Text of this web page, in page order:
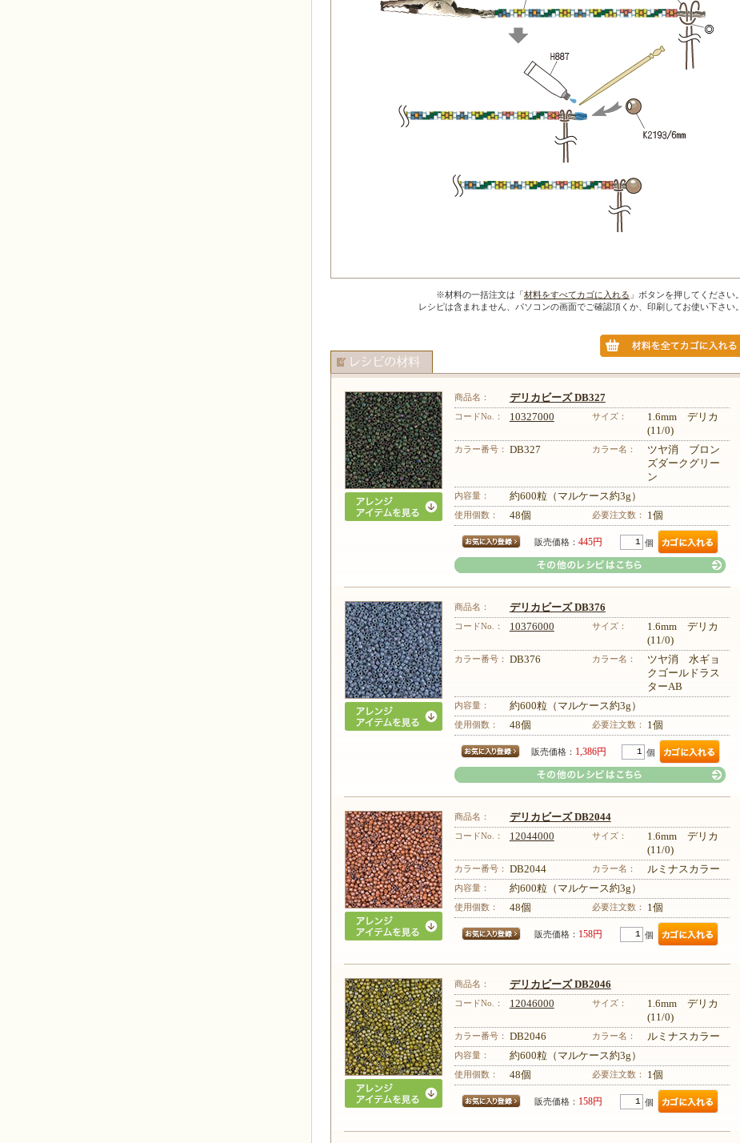
※材料の一括注文は「材料をすべてカゴに入れる 」ボタンを押してください。
レシピは含まれません、パソコンの画面でご確認頂くか、印刷してお使い下さい。
商品名： デリカビーズ DB327
コードNo.： 10327000 サイズ：
1.6mm デリカ
(11/0)
カラー番号： DB327 カラー名：
ツヤ消 ブロン
ズダークグリー
ン
内容量： 約600粒（マルケース約3g）
使用個数： 48個 必要注文数： 1個
販売価格： 445円 個
商品名： デリカビーズ DB376
コードNo.： 10376000 サイズ：
1.6mm デリカ
(11/0)
カラー番号： DB376 カラー名：
ツヤ消 水ギョ
クゴールドラス
ターAB
内容量： 約600粒（マルケース約3g）
使用個数： 48個 必要注文数： 1個
販売価格： 1,386円 個
その他のレシピはこちら
商品名： デリカビーズ DB2044
コードNo.： 12044000 サイズ：
1.6mm デリカ
(11/0)
カラー番号： DB2044 カラー名： ルミナスカラー
内容量： 約600粒（マルケース約3g）
使用個数： 48個 必要注文数： 1個
販売価格： 158円 個
商品名： デリカビーズ DB2046
コードNo.： 12046000 サイズ：
1.6mm デリカ
(11/0)
カラー番号： DB2046 カラー名： ルミナスカラー
内容量： 約600粒（マルケース約3g）
使用個数： 48個 必要注文数： 1個
販売価格： 158円 個